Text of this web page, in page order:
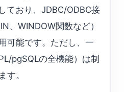
ており、JDBC/ODBC接
、WINDOW関数など）
可能です。ただし、一
pgSQLの全機能）は制
す。